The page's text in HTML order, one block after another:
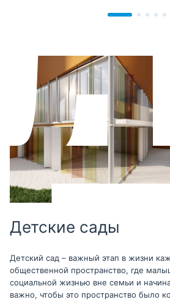
Детские сады
Детский сад – важный этап в жизни
общественной пространство, где
социальной жизнью вне семьи и
важно, чтобы это пространство было